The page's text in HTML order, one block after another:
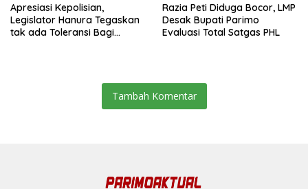
Apresiasi Kepolisian,
Legislator Hanura Tegaskan
tak ada Toleransi Bagi
Razia Peti Diduga Bocor, LMP
Desak Bupati Parimo
Evaluasi Total Satgas PHL
Tambah Komentar